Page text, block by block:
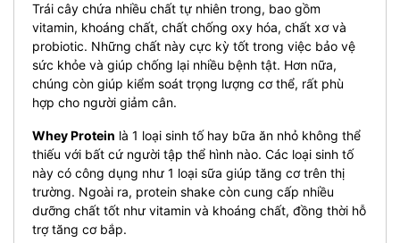
Trái cây chứa nhiều chất tự nhiên trong, bao gồm
vitamin, khoáng chất, chất chống oxy hóa, chất xơ và
probiotic. Những chất này cực kỳ tốt trong việc bảo vệ
sức khỏe và giúp chống lại nhiều bệnh tật. Hơn nữa,
chúng còn giúp kiểm soát trọng lượng cơ thể, rất phù
hợp cho người giảm cân.
Whey Protein là 1 loại sinh tố hay bữa ăn nhỏ không thể
thiếu với bất cứ người tập thể hình nào. Các loại sinh tố
này có công dụng như 1 loại sữa giúp tăng cơ trên thị
trường. Ngoài ra, protein shake còn cung cấp nhiều
dưỡng chất tốt như vitamin và khoáng chất, đồng thời hỗ
trợ tăng cơ bắp.